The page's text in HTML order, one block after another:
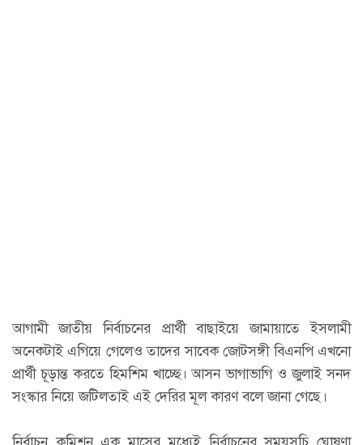
আগামী জাতীয় নির্বাচনের প্রার্থী বাছাইয়ে জামায়াতে ইসলামী
অনেকটাই এগিয়ে গেলেও তাদের সাবেক জোটসঙ্গী বিএনপি এখনো
প্রার্থী চূড়ান্ত করতে হিমশিম খাচ্ছে। আসন ভাগাভাগি ও জুলাই সনদ
সংস্কার নিয়ে জটিলতাই এই দেরির মূল কারণ বলে জানা গেছে।